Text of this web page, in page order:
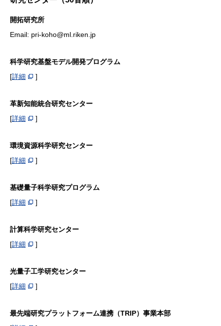
開拓研究所
Email: pri-koho@ml.riken.jp
科学研究基盤モデル開発プログラム
[詳細 ]
革新知能統合研究センター
[詳細 ]
環境資源科学研究センター
[詳細 ]
基礎量子科学研究プログラム
[詳細 ]
計算科学研究センター
[詳細 ]
光量子工学研究センター
[詳細 ]
最先端研究プラットフォーム連携（TRIP）事業本部